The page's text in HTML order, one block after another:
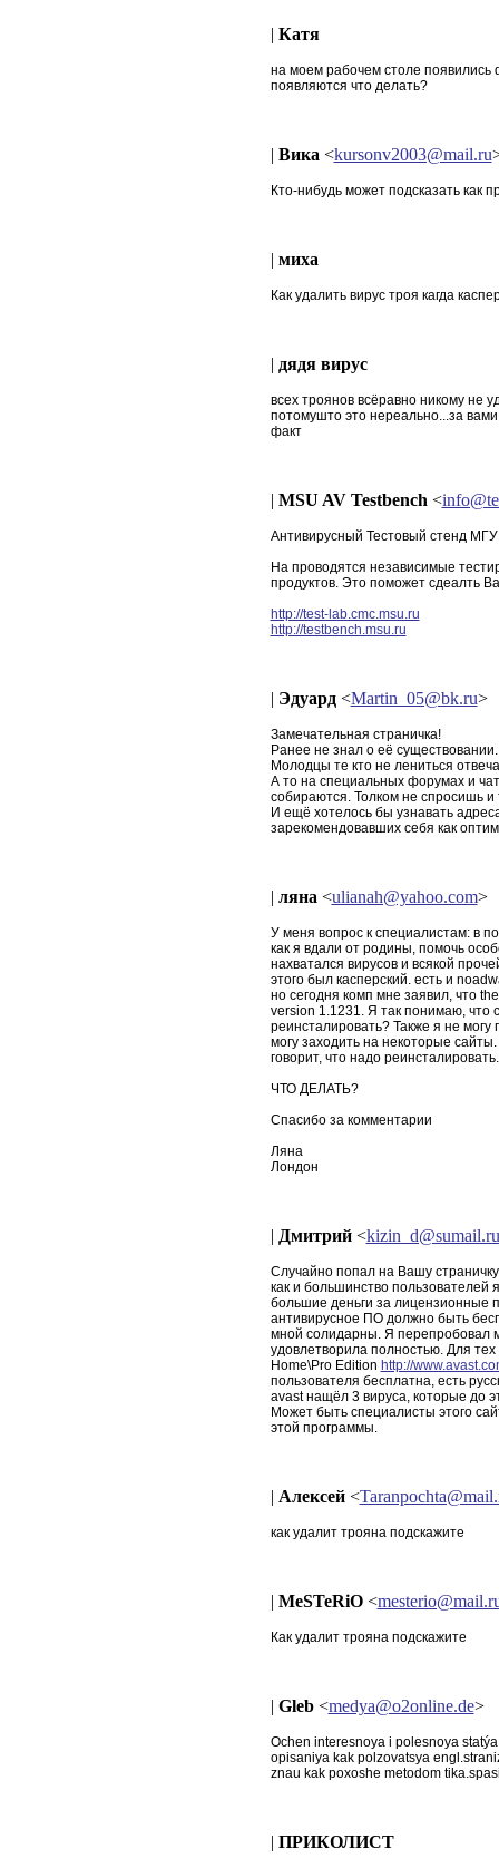
| Катя
на моем рабочем столе
появляются что делать?
| Вика <kursonv2003@mail.ru
Кто-нибудь может подсказать как
| миха
Как удалить вирус троя кагда
| дядя вирус
всех троянов всёравно никому не
потомушто это нереально...за
факт
| MSU AV Testbench <
Антивирусный Тестовый стенд МГУ
На проводятся независимые
продуктов. Это поможет сдеалть
http://test-lab.cmc.msu.ru
http://testbench.msu.ru
| Эдуард<Martin_05@bk.ru>
Замечательная страничка!
Ранее не знал о её существовании.
Молодцы те кто не лениться
А то на специальных форумах и
собираются. Толком не спросишь и
И ещё хотелось бы узнавать
зарекомендовавших себя как
| ляна <ulianah@yahoo.com>
У меня вопрос к специалистам: в
как я вдали от родины, помочь
нахватался вирусов и всякой
этого был касперский. есть и
но сегодня комп мне заявил, что
version 1.1231. Я так понимаю, что
реинсталировать? Также я не
могу заходить на некоторые
говорит, что надо реинсталировать.
ЧТО ДЕЛАТЬ?
Спасибо за комментарии
Ляна
Лондон
| Дмитрий<kizin_d@sumail.ru
Случайно попал на Вашу
как и большинство пользователей
большие деньги за лицензионные
антивирусное ПО должно быть
мной солидарны. Я перепробовал
удовлетворила полностью. Для
Home\Pro Edition http://
пользователя бесплатна, есть
avast нащёл 3 вируса, которые до
Может быть специалисты этого
этой программы.
| Алексей<
как удалит трояна подскажите
| MeSTeRiO<
Как удалит трояна подскажите
| Gleb<medya@o2online.de>
Ochen interesnoya i polesnoya
opisaniya kak polzovatsya
znau kak poxoshe metodom
| ПРИКОЛИСТ